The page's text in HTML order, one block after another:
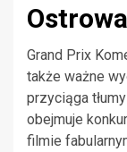
Grand Prix
także ważne
przyciąga
obejmuje
filmie